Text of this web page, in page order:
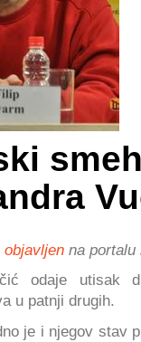
smeh
objavljen na portalu
odaje utisak
u patnji drugih.
je i njegov stav